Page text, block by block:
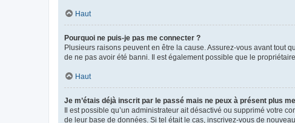
Haut
Pourquoi ne puis-je pas me connecter ?
Plusieurs raisons peuvent en être la cause. Assurez-vous avant tout
de ne pas avoir été banni. Il est également possible que le
Haut
Je m’étais déjà inscrit par le passé mais ne peux à présent plus
Il est possible qu’un administrateur ait désactivé ou supprimé votre
de leur base de données. Si tel était le cas, inscrivez-vous de